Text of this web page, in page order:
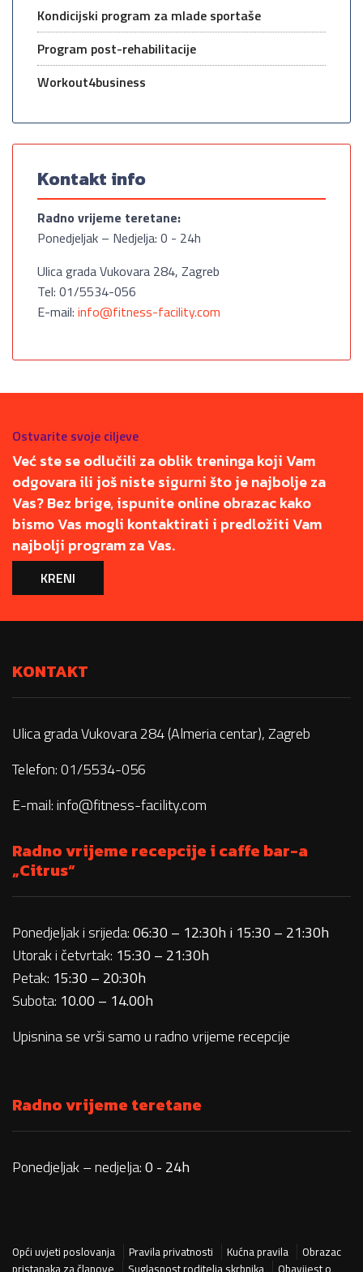
Kondicijski program za mlade sportaše
Program post-rehabilitacije
Workout4business
Kontakt info
Radno vrijeme teretane:
Ponedjeljak – Nedjelja: 0 - 24h
Ulica grada Vukovara 284, Zagreb
Tel: 01/5534-056
E-mail: info@fitness-facility.com
Ostvarite svoje ciljeve
Već ste se odlučili za oblik treninga koji Vam
odgovara ili još niste sigurni što je najbolje za
Vas? Bez brige, ispunite online obrazac kako
bismo Vas mogli kontaktirati i predložiti Vam
najbolji program za Vas.
KRENI
KONTAKT
Ulica grada Vukovara 284 (Almeria centar), Zagreb
Telefon: 01/5534-056
E-mail:info@fitness-facility.com
Radno vrijeme recepcije i caffe bar-a
„Citrus“
Ponedjeljak i srijeda:06:30 – 12:30h i 15:30 – 21:30h
Utorak i četvrtak: 15:30 – 21:30h
Petak: 15:30 – 20:30h
Subota: 10.00 – 14.00h
Upisnina se vrši samo u radno vrijeme recepcije
Radno vrijeme teretane
Ponedjeljak – nedjelja:0 - 24h
Opći uvjeti poslovanja Pravila privatnosti Kućna pravila
Obrazac
pristanaka za članove
Suglasnost roditelja skrbnika Obavijest o